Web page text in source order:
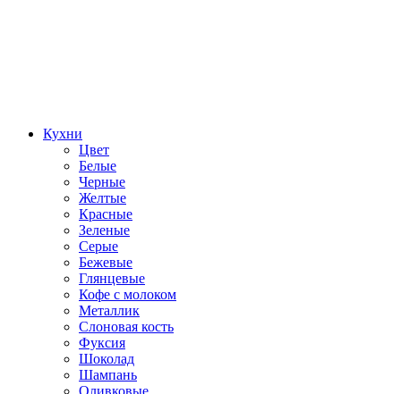
Кухни
Цвет
Белые
Черные
Желтые
Красные
Зеленые
Серые
Бежевые
Глянцевые
Кофе с молоком
Металлик
Слоновая кость
Фуксия
Шоколад
Шампань
Оливковые